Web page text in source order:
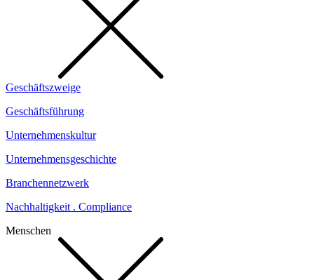
Geschäftszweige
Geschäftsführung
Unternehmenskultur
Unternehmensgeschichte
Branchennetzwerk
Nachhaltigkeit . Compliance
Menschen